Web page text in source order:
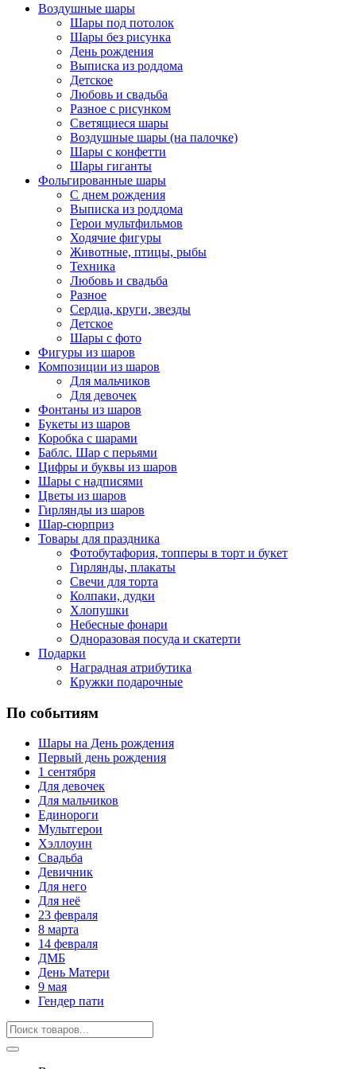
Воздушные шары
Шары под потолок
Шары без рисунка
День рождения
Выписка из роддома
Детское
Любовь и свадьба
Разное с рисунком
Светящиеся шары
Воздушные шары (на палочке)
Шары с конфетти
Шары гиганты
Фольгированные шары
С днем рождения
Выписка из роддома
Герои мультфильмов
Ходячие фигуры
Животные, птицы, рыбы
Техника
Любовь и свадьба
Разное
Сердца, круги, звезды
Детское
Шары с фото
Фигуры из шаров
Композиции из шаров
Для мальчиков
Для девочек
Фонтаны из шаров
Букеты из шаров
Коробка с шарами
Баблс. Шар с перьями
Цифры и буквы из шаров
Шары с надписями
Цветы из шаров
Гирлянды из шаров
Шар-сюрприз
Товары для праздника
Фотобутафория, топперы в торт и букет
Гирлянды, плакаты
Свечи для торта
Колпаки, дудки
Хлопушки
Небесные фонари
Одноразовая посуда и скатерти
Подарки
Наградная атрибутика
Кружки подарочные
По событиям
Шары на День рождения
Первый день рождения
1 сентября
Для девочек
Для мальчиков
Единороги
Мультгерои
Хэллоуин
Свадьба
Девичник
Для него
Для неё
23 февраля
8 марта
14 февраля
ДМБ
День Матери
9 мая
Гендер пати